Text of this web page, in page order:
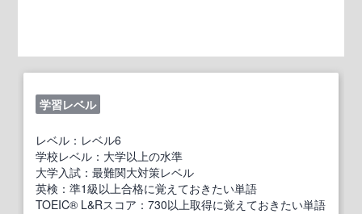
学習レベル
レベル：レベル6
学校レベル：大学以上の水準
大学入試：最難関大対策レベル
英検：準1級以上合格に覚えておきたい単語
TOEIC® L&Rスコア：730以上取得に覚えておきたい単語